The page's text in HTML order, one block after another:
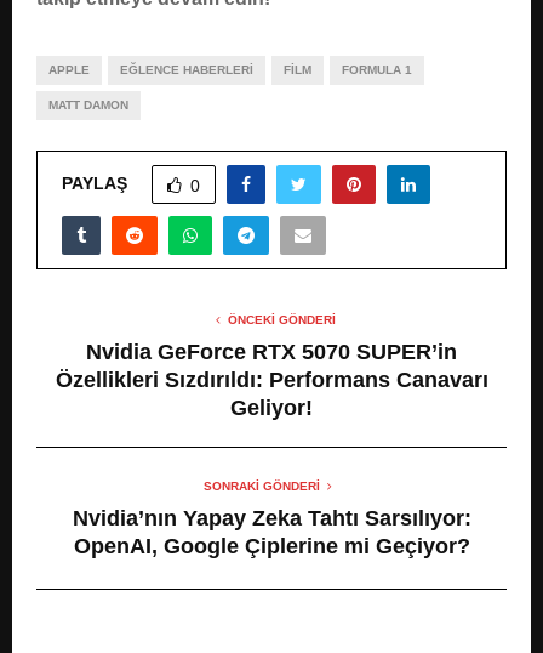
APPLE EĞLENCE HABERLERI FILM FORMULA 1
MATT DAMON
PAYLAŞ 0
ÖNCEKI GÖNDERI
Nvidia GeForce RTX 5070 SUPER’in
Özellikleri Sızdırıldı: Performans Canavarı
Geliyor!
SONRAKI GÖNDERI
Nvidia’nın Yapay Zeka Tahtı Sarsılıyor:
OpenAI, Google Çiplerine mi Geçiyor?